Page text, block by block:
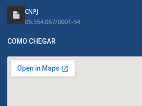
CNPJ
06.554.067/0001-54
COMO CHEGAR